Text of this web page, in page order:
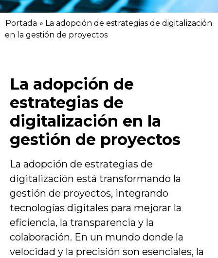
Portada » La adopción de estrategias de digitalización
en la gestión de proyectos
La adopción de
estrategias de
digitalización en la
gestión de proyectos
La adopción de estrategias de
digitalización está transformando la
gestión de proyectos, integrando
tecnologías digitales para mejorar la
eficiencia, la transparencia y la
colaboración. En un mundo donde la
velocidad y la precisión son esenciales, la